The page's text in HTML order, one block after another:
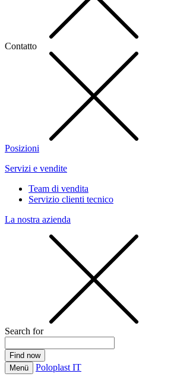
Contatto
Posizioni
Servizi e vendite
Team di vendita
Servizio clienti tecnico
La nostra azienda
Search for
Menü Poloplast IT